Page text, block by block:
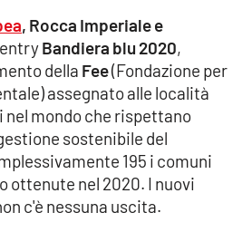
, Rocca Imperiale e
Bandiera blu 2020,
della Fee(Fondazione per
assegnato alle località
nel mondo che rispettano
sostenibile del
195 i comuni
ottenute nel 2020. I nuovi
c'è nessuna uscita.